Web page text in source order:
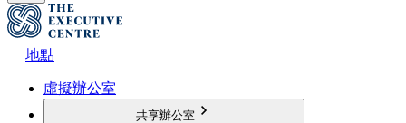
地點
虛擬辦公室
共享辦公室